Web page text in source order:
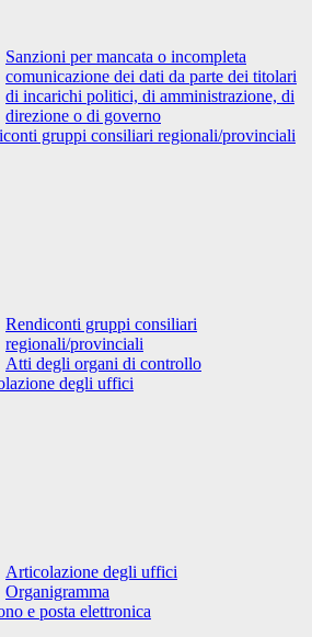
Sanzioni per mancata o incompleta
comunicazione dei dati da parte dei titolari
di incarichi politici, di amministrazione, di
direzione o di governo
gruppi consiliari regionali/provinciali
Rendiconti gruppi consiliari
regionali/provinciali
Atti degli organi di controllo
degli uffici
Articolazione degli uffici
Organigramma
e posta elettronica